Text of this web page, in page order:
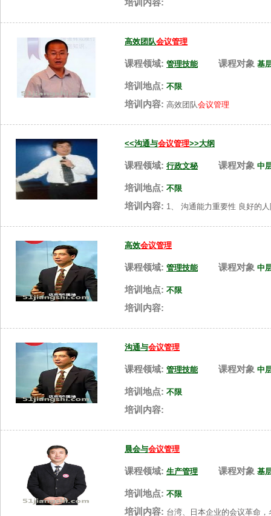
培训内容:
高效团队会议管理
课程领域: 管理技能 课程对象 基
培训地点: 不限
培训内容: 高效团队会议管理
<<沟通与会议管理>>大纲
课程领域: 行政文秘 课程对象 中
培训地点: 不限
培训内容: 1、 沟通能力重要性 良好的
高效会议管理
课程领域: 管理技能 课程对象 中
培训地点: 不限
培训内容:
沟通与会议管理
课程领域: 管理技能 课程对象 中
培训地点: 不限
培训内容:
晨会与会议管理
课程领域: 生产管理 课程对象 基
培训地点: 不限
培训内容: 台湾、日本企业的会议革命